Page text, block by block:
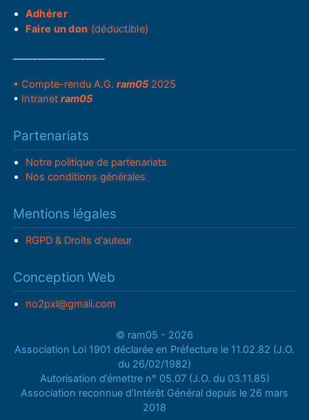
Adhérer
Faire un don (déductible)
• Compte-rendu A.G.ram05 2025
• Intranetram05
Partenariats
Notre politique de partenariats
Nos conditions générales
Mentions légales
RGPD & Droits d'auteur
Conception Web
no2pxl@gmail.com
© ram05 - 2026
Association Loi 1901 déclarée en Préfecture le 11.02.82 (J.O.
du 26/02/1982)
Autorisation d’émettre n° 05.07 (J.O. du 03.11.85)
Association reconnue d’Intérêt Général depuis le 26 mars
2018